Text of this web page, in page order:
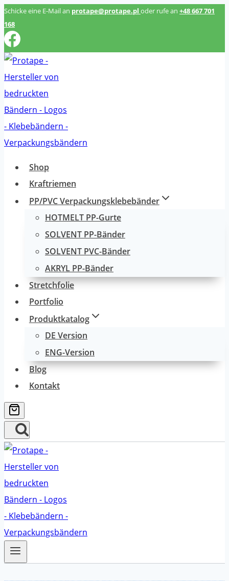
Zum
Inhalt
springen
Schicke eine E-Mail an protape@protape.pl oder rufe an +48 667 701
168
Shop
Kraftriemen
PP/PVC Verpackungsklebebänder
HOTMELT PP-Gurte
SOLVENT PP-Bänder
SOLVENT PVC-Bänder
AKRYL PP-Bänder
Stretchfolie
Portfolio
Produktkatalog
DE Version
ENG-Version
Blog
Kontakt